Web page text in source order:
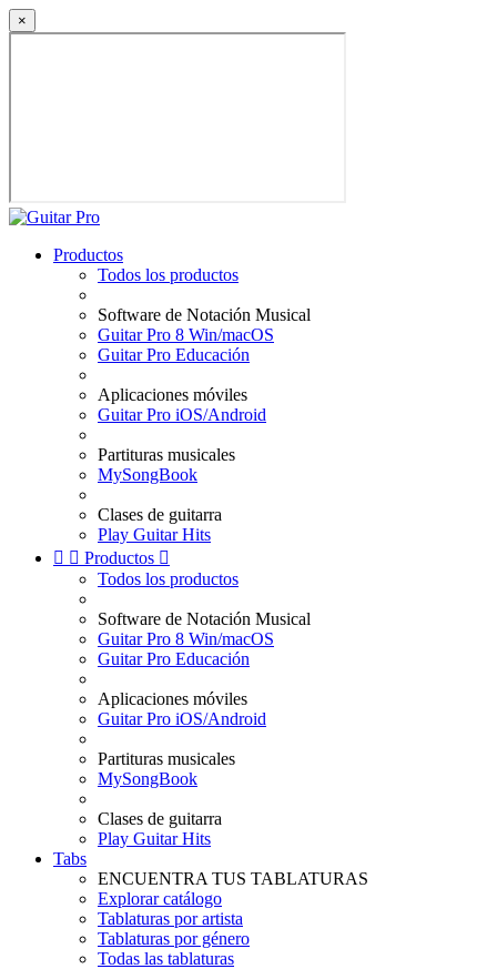
×
Productos
Todos los productos
Software de Notación Musical
Guitar Pro 8 Win/macOS
Guitar Pro Educación
Aplicaciones móviles
Guitar Pro iOS/Android
Partituras musicales
MySongBook
Clases de guitarra
Play Guitar Hits
  Productos 
Todos los productos
Software de Notación Musical
Guitar Pro 8 Win/macOS
Guitar Pro Educación
Aplicaciones móviles
Guitar Pro iOS/Android
Partituras musicales
MySongBook
Clases de guitarra
Play Guitar Hits
Tabs
ENCUENTRA TUS TABLATURAS
Explorar catálogo
Tablaturas por artista
Tablaturas por género
Todas las tablaturas